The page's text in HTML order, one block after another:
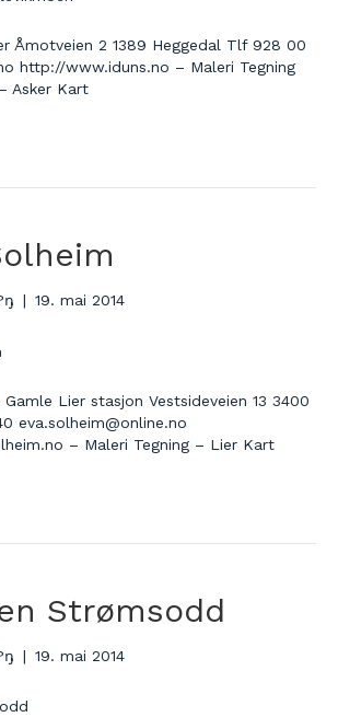
Åmotveien 2 1389 Heggedal Tlf 928 00
http://www.iduns.no – Maleri Tegning
Asker Kart
| 19. mai 2014
Lier stasjon Vestsideveien 13 3400
eva.solheim@online.no
– Maleri Tegning – Lier Kart
Strømsodd
| 19. mai 2014